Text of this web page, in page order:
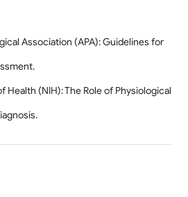
Association (APA): Guidelines for
Health (NIH): The Role of Physiological